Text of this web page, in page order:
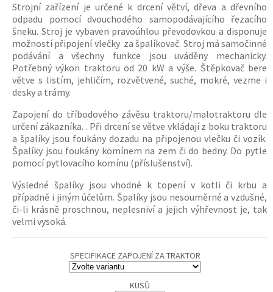
Strojní zařízení je určené k drcení větví, dřeva a dřevního
odpadu pomocí dvouchodého samopodávajícího řezacího
šneku. Stroj je vybaven pravoúhlou převodovkou a disponuje
možností připojení vlečky za špalíkovač. Stroj má samočinné
podávání a všechny funkce jsou uváděny mechanicky.
Potřebný výkon traktoru od 20 kW a výše. Štěpkovač bere
větve s listím, jehličím, rozvětvené, suché, mokré, vezme i
desky a trámy.
Zapojení do tříbodového závěsu traktoru/malotraktoru dle
určení zákazníka. . Při drcení se větve vkládají z boku traktoru
a špalíky jsou foukány dozadu na připojenou vlečku či vozík.
Špalíky jsou foukány komínem na zem či do bedny. Do pytle
pomocí pytlovacího komínu (příslušenství).
Výsledné špalíkyjsou vhodné k topení v kotli či krbu a
případně i jiným účelům. Špalíky jsou nesouměrné a vzdušné,
či-li krásně proschnou, neplesniví a jejich výhřevnost je, tak
velmi vysoká.
SPECIFIKACE ZAPOJENÍ ZA TRAKTOR
KUSŮ